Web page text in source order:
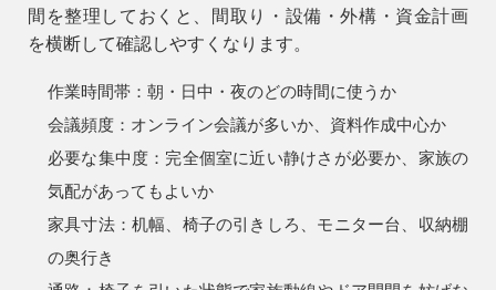
間を整理しておくと、間取り・設備・外構・資金計画
を横断して確認しやすくなります。
作業時間帯：朝・日中・夜のどの時間に使うか
会議頻度：オンライン会議が多いか、資料作成中心か
必要な集中度：完全個室に近い静けさが必要か、家族の
気配があってもよいか
家具寸法：机幅、椅子の引きしろ、モニター台、収納棚
の奥行き